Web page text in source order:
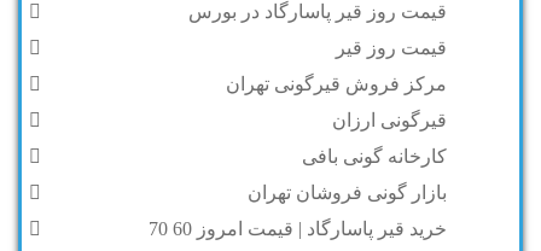
قیمت روز قیر پاسارگاد در بورس
قیمت روز قیر
مرکز فروش قیرگونی تهران
قیرگونی ارزان
کارخانه گونی بافی
بازار گونی فروشان تهران
خرید قیر پاسارگاد | قیمت امروز 60 70